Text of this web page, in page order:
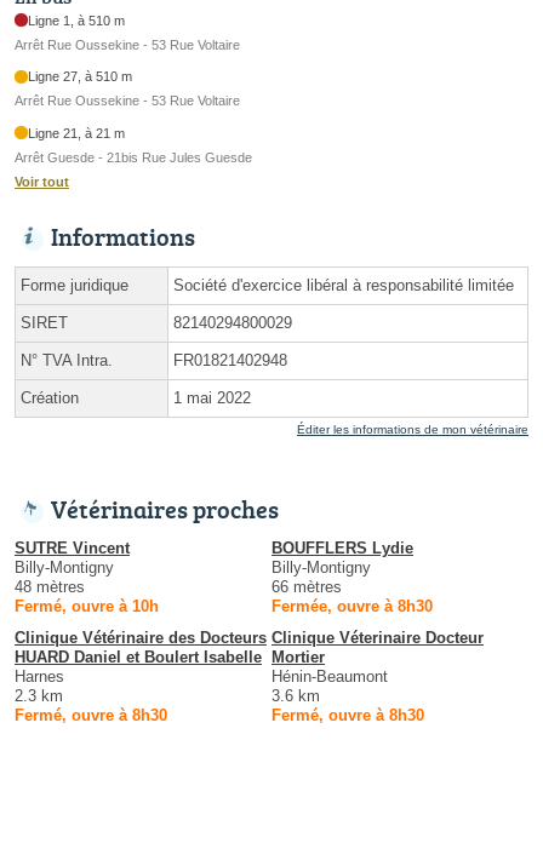
Ligne 1, à 510 m
Arrêt Rue Oussekine - 53 Rue Voltaire
Ligne 27, à 510 m
Arrêt Rue Oussekine - 53 Rue Voltaire
Ligne 21, à 21 m
Arrêt Guesde - 21bis Rue Jules Guesde
Voir tout
Informations
Forme juridique Société d'exercice libéral à responsabilité limitée
SIRET 82140294800029
N° TVA Intra. FR01821402948
Création 1 mai 2022
Éditer les informations de mon vétérinaire
Vétérinaires proches
SUTRE Vincent
Billy-Montigny
48 mètres
Fermé, ouvre à 10h
BOUFFLERS Lydie
Billy-Montigny
66 mètres
Fermée, ouvre à 8h30
Clinique Vétérinaire des Docteurs
HUARD Daniel et Boulert Isabelle
Harnes
2.3 km
Fermé, ouvre à 8h30
Clinique Véterinaire Docteur
Mortier
Hénin-Beaumont
3.6 km
Fermé, ouvre à 8h30